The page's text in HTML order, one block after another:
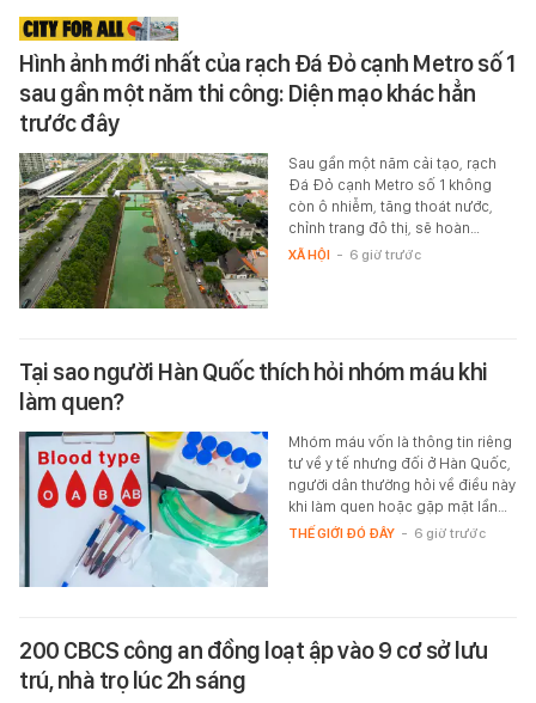
Hình ảnh mới nhất của rạch Đá Đỏ cạnh Metro số 1
sau gần một năm thi công: Diện mạo khác hẳn
trước đây
Sau gần một năm cải tạo, rạch
Đá Đỏ cạnh Metro số 1 không
còn ô nhiễm, tăng thoát nước,
chỉnh trang đô thị, sẽ hoàn…
XÃ HỘI - 6 giờ trước
Tại sao người Hàn Quốc thích hỏi nhóm máu khi
làm quen?
Mhóm máu vốn là thông tin riêng
tư về y tế nhưng đối ở Hàn Quốc,
người dân thường hỏi về điều này
khi làm quen hoặc gặp mặt lần…
THẾ GIỚI ĐÓ ĐÂY - 6 giờ trước
200 CBCS công an đồng loạt ập vào 9 cơ sở lưu
trú, nhà trọ lúc 2h sáng